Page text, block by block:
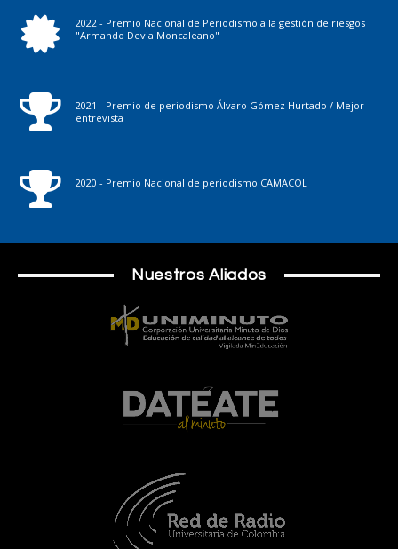
2022 - Premio Nacional de Periodismo a la gestión de riesgos
"Armando Devia Moncaleano"
2021 - Premio de periodismo Álvaro Gómez Hurtado / Mejor
entrevista
2020 - Premio Nacional de periodismo CAMACOL
Nuestros Aliados